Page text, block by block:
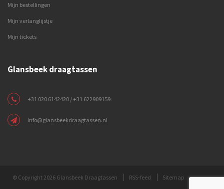
Mijn bestellingen
Mijn verlanglijstje
Mijn tickets
Glansbeek draagtassen
+31 020 6142420 / +31 622909159
info@glansbeekdraagtassen.nl
© Copyright 2026 Glansbeek Draagtassen RSS-feed Sitemap